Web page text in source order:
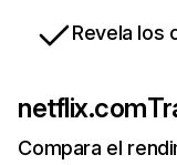
Revela los
netflix.com
Compara el